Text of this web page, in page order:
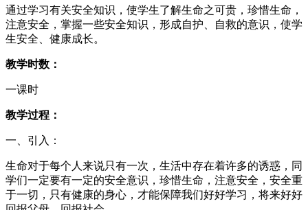
通过学习有关安全知识，使学生了解生命之可贵，珍惜生命，
注意安全，掌握一些安全知识，形成自护、自救的意识，使学
生安全、健康成长。
教学时数：
一课时
教学过程：
一、引入：
生命对于每个人来说只有一次，生活中存在着许多的诱惑，同
学们一定要有一定的安全意识，珍惜生命，注意安全，安全重
于一切，只有健康的身心，才能保障我们好好学习，将来好好